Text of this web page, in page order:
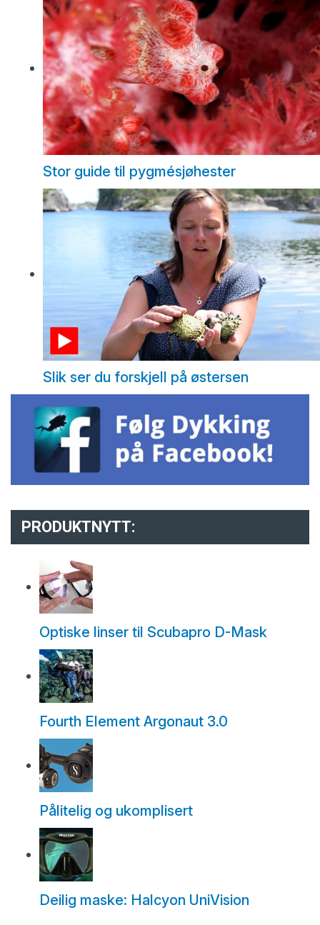
Stor guide til pygmésjøhester
Slik ser du forskjell på østersen
PRODUKTNYTT:
Optiske linser til Scubapro D-Mask
Fourth Element Argonaut 3.0
Pålitelig og ukomplisert
Deilig maske: Halcyon UniVision